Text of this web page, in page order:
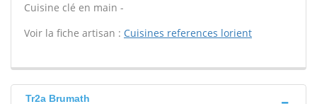
Cuisine clé en main -
Voir la fiche artisan : Cuisines references lorient
Tr2a Brumath